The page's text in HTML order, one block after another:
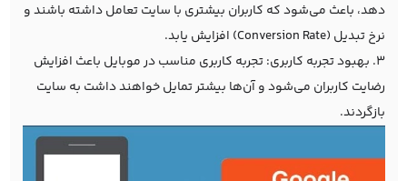
دهد، باعث می‌شود که کاربران بیشتری با سایت تعامل داشته باشند و
نرخ تبدیل (Conversion Rate) افزایش یابد.
بهبود تجربه کاربری: تجربه کاربری مناسب در موبایل باعث افزایش
رضایت کاربران می‌شود و آن‌ها بیشتر تمایل خواهند داشت به سایت
بازگردند.